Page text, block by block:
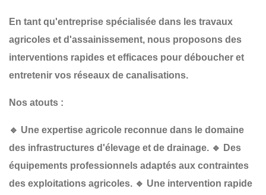
En tant qu'entreprise spécialisée dans les travaux
agricoles et d'assainissement, nous proposons des
interventions rapides et efficaces pour déboucher et
entretenir vos réseaux de canalisations.
Nos atouts :
🔹 Une expertise agricole reconnue dans le domaine
des infrastructures d'élevage et de drainage. 🔹 Des
équipements professionnels adaptés aux contraintes
des exploitations agricoles. 🔹 Une intervention rapide